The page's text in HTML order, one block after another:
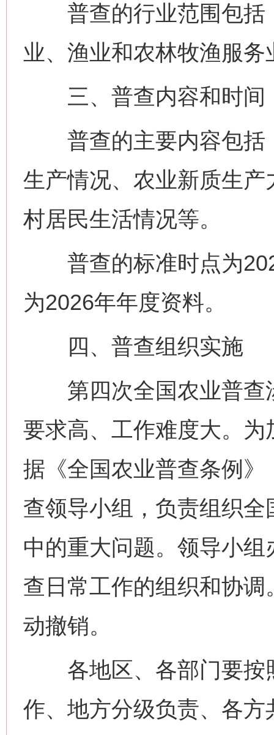
普查的行业范围包括
业、渔业和农林牧渔服务
三、普查内容和时间
普查的主要内容包括
生产情况、农业新质生
村居民生活情况等。
普查的标准时点为
为2026年年度资料。
四、普查组织实施
第四次全国农业普查
要求高、工作难度大。
据《全国农业普查条例
查领导小组，负责组织
中的重大问题。领导小
查日常工作的组织和协
动撤销。
各地区、各部门要按
作、地方分级负责、各